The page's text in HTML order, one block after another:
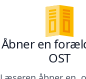
Åbner en
OST